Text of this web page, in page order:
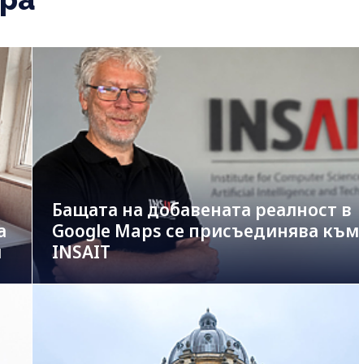
Бащата на добавената реалност в
Google Maps се присъединява към
INSAIT